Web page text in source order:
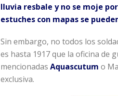
lluvia resbale y no se moje
estuches con mapas se
Sin embargo, no todos los
es hasta 1917 que la oficina de
mencionadas Aquascutum o
exclusiva.